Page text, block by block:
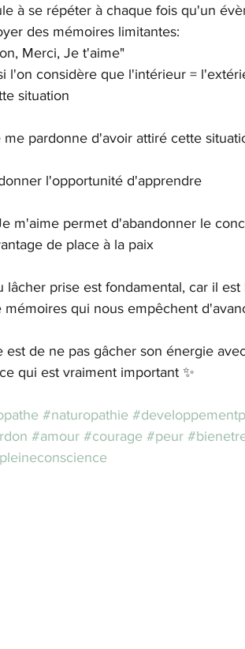
à se répéter à chaque fois qu'un
des mémoires limitantes:
Merci, Je t'aime"
l'on considère que l'intérieur =
situation
me pardonne d'avoir attiré cette
l'opportunité d'apprendre
m'aime permet d'abandonner le
de place à la paix
lâcher prise est fondamental, car il
qui nous empêchent
est de ne pas gâcher son énergie
qui est vraiment important ✨
#naturopathie
#amour #courage #peur